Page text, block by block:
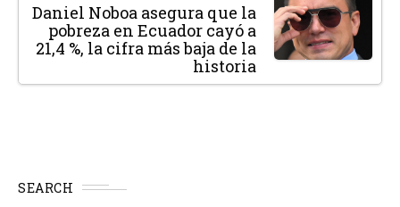
Daniel Noboa asegura que la
pobreza en Ecuador cayó a
21,4 %, la cifra más baja de la
historia
SEARCH